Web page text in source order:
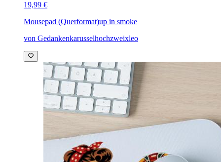
19,99 €
Mousepad (Querformat)up in smoke
von Gedankenkarusselhochzweixleo